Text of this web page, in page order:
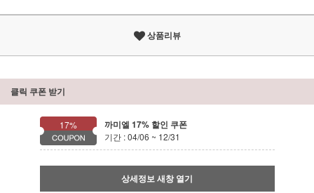
상품리뷰
클릭 쿠폰 받기
17% 까미엘 17% 할인 쿠폰
기간 : 04/06 ~ 12/31
상세정보 새창 열기